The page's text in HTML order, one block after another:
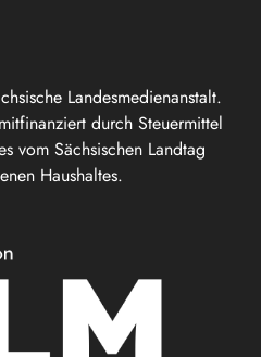
Landesmedienanstalt.
durch Steuermittel
vom Sächsischen Landtag
Haushaltes.